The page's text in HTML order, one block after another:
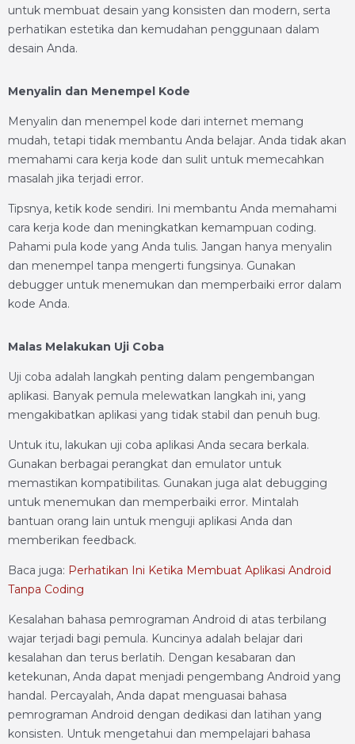
untuk membuat desain yang konsisten dan modern, serta
perhatikan estetika dan kemudahan penggunaan dalam
desain Anda.
Menyalin dan Menempel Kode
Menyalin dan menempel kode dari internet memang
mudah, tetapi tidak membantu Anda belajar. Anda tidak akan
memahami cara kerja kode dan sulit untuk memecahkan
masalah jika terjadi error.
Tipsnya, ketik kode sendiri. Ini membantu Anda memahami
cara kerja kode dan meningkatkan kemampuan coding.
Pahami pula kode yang Anda tulis. Jangan hanya menyalin
dan menempel tanpa mengerti fungsinya. Gunakan
debugger untuk menemukan dan memperbaiki error dalam
kode Anda.
Malas Melakukan Uji Coba
Uji coba adalah langkah penting dalam pengembangan
aplikasi. Banyak pemula melewatkan langkah ini, yang
mengakibatkan aplikasi yang tidak stabil dan penuh bug.
Untuk itu, lakukan uji coba aplikasi Anda secara berkala.
Gunakan berbagai perangkat dan emulator untuk
memastikan kompatibilitas. Gunakan juga alat debugging
untuk menemukan dan memperbaiki error. Mintalah
bantuan orang lain untuk menguji aplikasi Anda dan
memberikan feedback.
Baca juga: Perhatikan Ini Ketika Membuat Aplikasi Android
Tanpa Coding
Kesalahan bahasa pemrograman Android di atas terbilang
wajar terjadi bagi pemula. Kuncinya adalah belajar dari
kesalahan dan terus berlatih. Dengan kesabaran dan
ketekunan, Anda dapat menjadi pengembang Android yang
handal. Percayalah, Anda dapat menguasai bahasa
pemrograman Android dengan dedikasi dan latihan yang
konsisten. Untuk mengetahui dan mempelajari bahasa